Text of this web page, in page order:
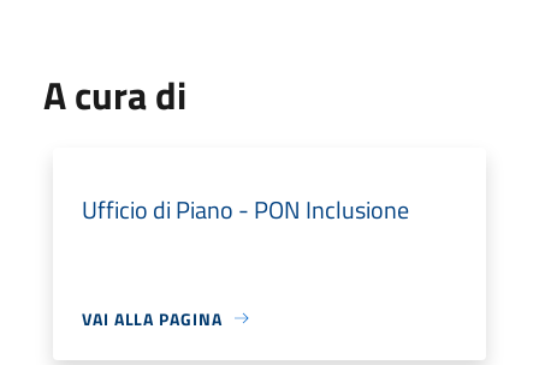
A cura di
Ufficio di Piano - PON Inclusione
VAI ALLA PAGINA